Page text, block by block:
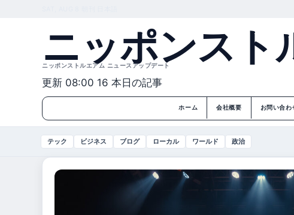
ニッポンスト
ニッポンストルエアム ニュースアップデート
更新 08:00 16 本日の記事
ホーム 会社概要 お問い合わ
テック ビジネス ブログ ローカル ワールド 政治